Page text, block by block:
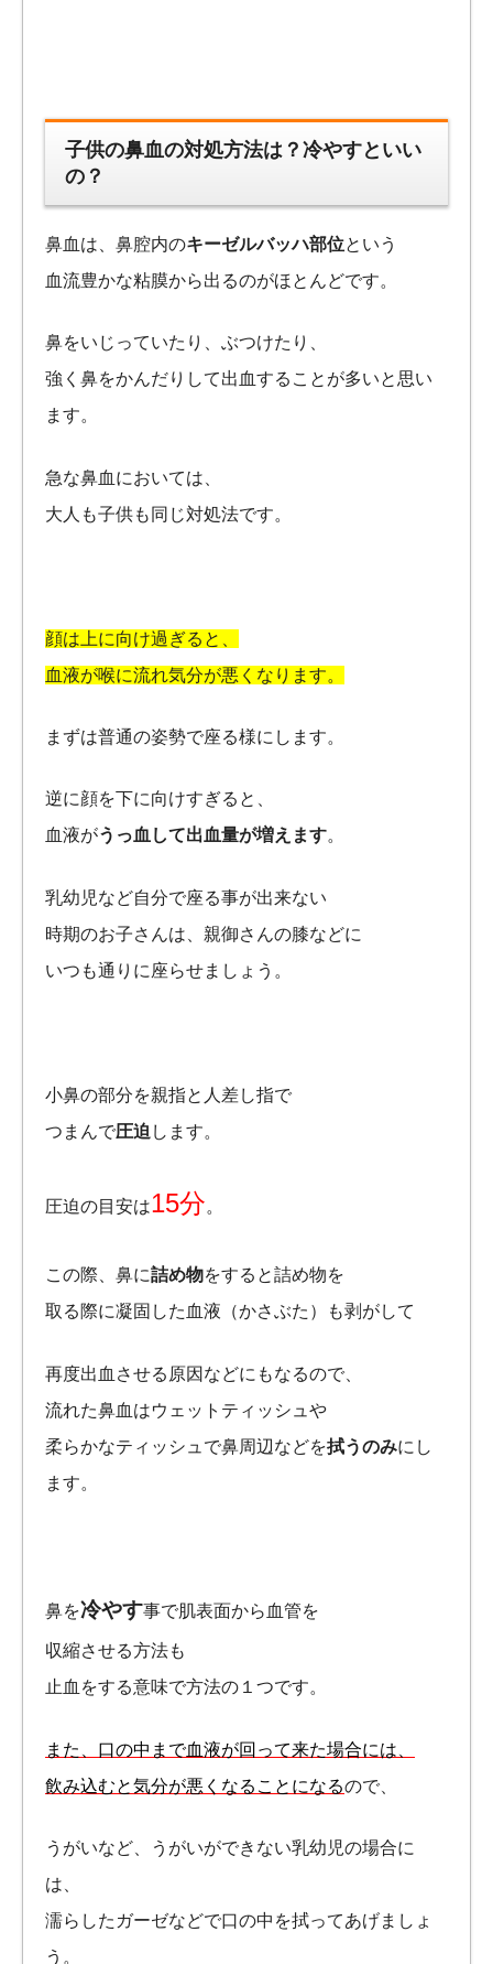
子供の鼻血の対処方法は？冷やすといい
の？
鼻血は、鼻腔内のキーゼルバッハ部位という
血流豊かな粘膜から出るのがほとんどです。
鼻をいじっていたり、ぶつけたり、
強く鼻をかんだりして出血することが多いと思い
ます。
急な鼻血においては、
大人も子供も同じ対処法です。
顔は上に向け過ぎると、
血液が喉に流れ気分が悪くなります。
まずは普通の姿勢で座る様にします。
逆に顔を下に向けすぎると、
血液がうっ血して出血量が増えます。
乳幼児など自分で座る事が出来ない
時期のお子さんは、親御さんの膝などに
いつも通りに座らせましょう。
小鼻の部分を親指と人差し指で
つまんで圧迫 します。
圧迫の目安は15分。
この際、鼻に詰め物をすると詰め物を
取る際に凝固した血液（かさぶた）も剥がして
再度出血させる原因などにもなるので、
流れた鼻血はウェットティッシュや
柔らかなティッシュで鼻周辺などを拭うのみにし
ます。
鼻を冷やす事で肌表面から血管を
収縮させる方法も
止血をする意味で方法の１つです。
また、口の中まで血液が回って来た場合には、
飲み込むと気分が悪くなることになるので、
うがいなど、うがいができない乳幼児の場合に
は、
濡らしたガーゼなどで口の中を拭ってあげましょ
う。